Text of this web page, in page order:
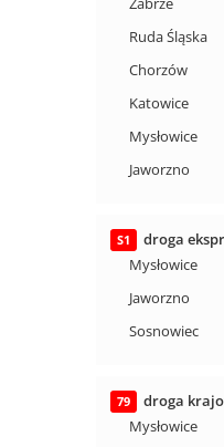
Ruda Śląska
Chorzów
Katowice
Mysłowice
Jaworzno
S1
droga
Mysłowice
Jaworzno
Sosnowiec
79
droga
Mysłowice